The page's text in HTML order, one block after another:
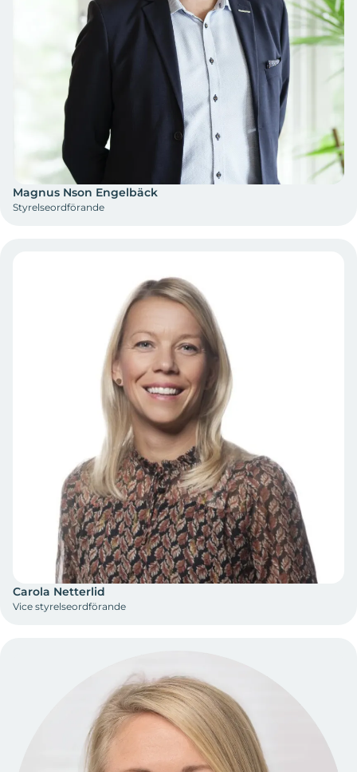
Magnus Nson Engelbäck
Styrelseordförande
Carola Netterlid
Vice styrelseordförande